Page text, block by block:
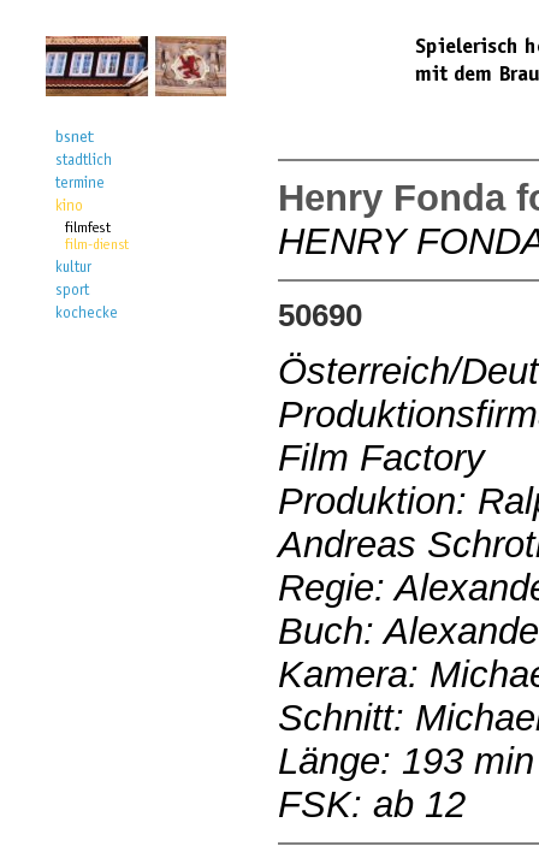
Henry Fonda
HENRY
50690
Österreich/
Film Factory
Produktion:
Andreas
Regie:
Buch:
Kamera:
Schnitt:
Länge: 193 min
FSK: ab 12